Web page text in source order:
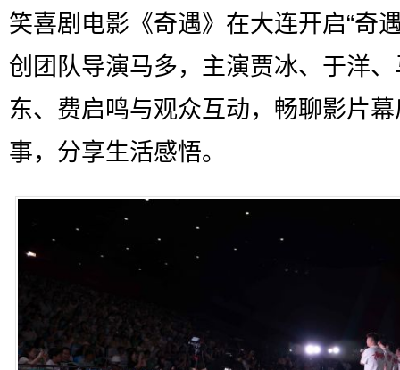
笑喜剧电影《奇遇》在大连开启“奇
创团队导演马多，主演贾冰、于洋
东、费启鸣与观众互动，畅聊影片
事，分享生活感悟。